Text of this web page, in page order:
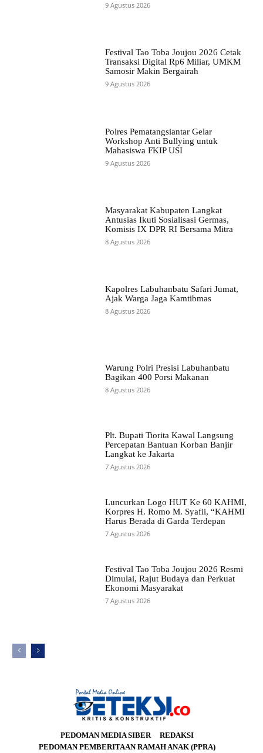
9 Agustus 2026
Festival Tao Toba Joujou 2026 Cetak
Transaksi Digital Rp6 Miliar, UMKM
Samosir Makin Bergairah
9 Agustus 2026
Polres Pematangsiantar Gelar
Workshop Anti Bullying untuk
Mahasiswa FKIP USI
9 Agustus 2026
Masyarakat Kabupaten Langkat
Antusias Ikuti Sosialisasi Germas,
Komisis IX DPR RI Bersama Mitra
8 Agustus 2026
Kapolres Labuhanbatu Safari Jumat,
Ajak Warga Jaga Kamtibmas
8 Agustus 2026
Warung Polri Presisi Labuhanbatu
Bagikan 400 Porsi Makanan
8 Agustus 2026
Plt. Bupati Tiorita Kawal Langsung
Percepatan Bantuan Korban Banjir
Langkat ke Jakarta
7 Agustus 2026
Luncurkan Logo HUT Ke 60 KAHMI,
Korpres H. Romo M. Syafii, “KAHMI
Harus Berada di Garda Terdepan
7 Agustus 2026
Festival Tao Toba Joujou 2026 Resmi
Dimulai, Rajut Budaya dan Perkuat
Ekonomi Masyarakat
7 Agustus 2026
PEDOMAN MEDIA SIBER
REDAKSI
PEDOMAN PEMBERITAAN RAMAH ANAK (PPRA)